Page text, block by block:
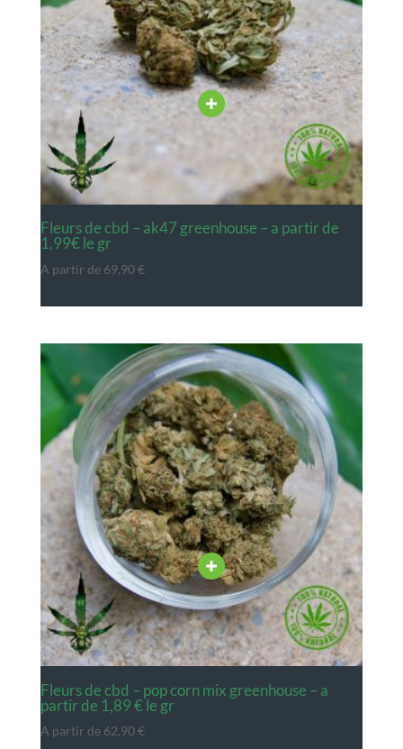
fleurs de cbd – ak47 greenhouse – a partir de
1,99€ le gr
A partir de 69,90€
fleurs de cbd – pop corn mix greenhouse – a
partir de 1,89 € le gr
A partir de 62,90€